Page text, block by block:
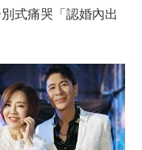
式痛哭「認婚內出